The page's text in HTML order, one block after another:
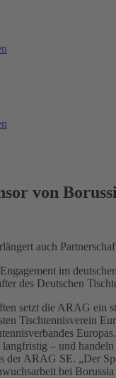
von
auch
im
des Deutschen
setzt die ARAG ein
Tischtennisverein
– und
der ARAG SE. „Der
bei